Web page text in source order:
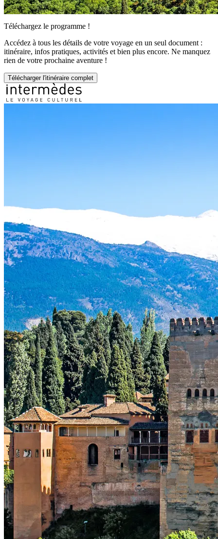
Téléchargez le programme !
Accédez à tous les détails de votre voyage en un seul document :
itinéraire, infos pratiques, activités et bien plus encore. Ne manquez
rien de votre prochaine aventure !
Télécharger l'itinéraire complet